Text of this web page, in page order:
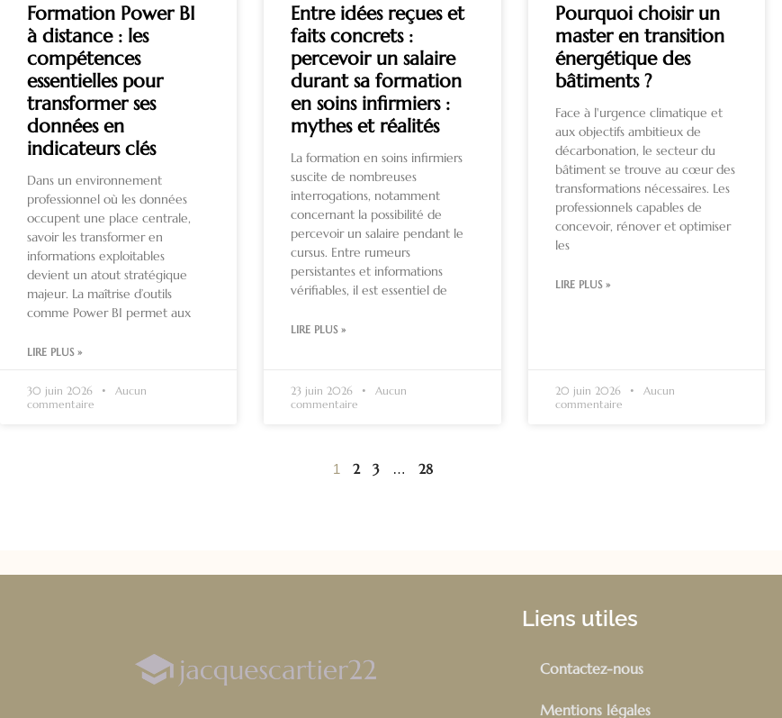
Formation Power BI
à distance : les
compétences
essentielles pour
transformer ses
données en
indicateurs clés
Dans un environnement
professionnel où les données
occupent une place centrale,
savoir les transformer en
informations exploitables
devient un atout stratégique
majeur. La maîtrise d’outils
comme Power BI permet aux
LIRE PLUS »
30 juin 2026
Aucun
commentaire
Entre idées reçues et
faits concrets :
percevoir un salaire
durant sa formation
en soins infirmiers :
mythes et réalités
La formation en soins infirmiers
suscite de nombreuses
interrogations, notamment
concernant la possibilité de
percevoir un salaire pendant le
cursus. Entre rumeurs
persistantes et informations
vérifiables, il est essentiel de
LIRE PLUS »
23 juin 2026
Aucun
commentaire
Pourquoi choisir un
master en transition
énergétique des
bâtiments ?
Face à l'urgence climatique et
aux objectifs ambitieux de
décarbonation, le secteur du
bâtiment se trouve au cœur des
transformations nécessaires. Les
professionnels capables de
concevoir, rénover et optimiser
les
LIRE PLUS »
20 juin 2026
Aucun
commentaire
1 2 3 … 28
Liens utiles
Contactez-nous
Mentions légales